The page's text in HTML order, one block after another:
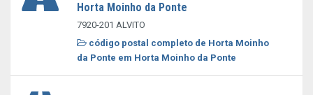
Horta Moinho da Ponte
7920-201 ALVITO
código postal completo de Horta Moinho
da Ponte em Horta Moinho da Ponte